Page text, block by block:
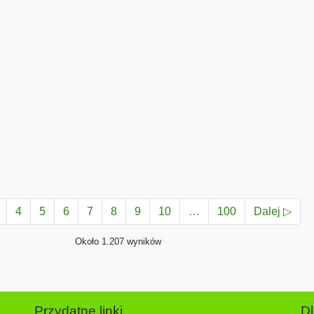
4 5 6 7 8 9 10 … 100 Dalej ▷
Około 1.207 wyników
Przydatne linki